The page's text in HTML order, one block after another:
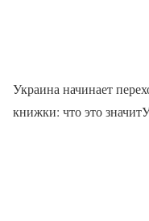
Украина начинает
книжки: что это